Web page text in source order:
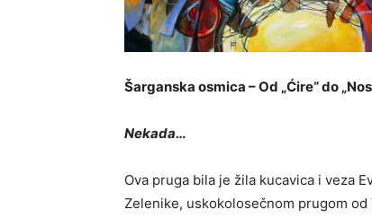
Šarganska osmica – Od „Ćire“ do
Nekada…
Ova pruga bila je žila kucavica i veza
Zelenike, uskokolosečnom prugom